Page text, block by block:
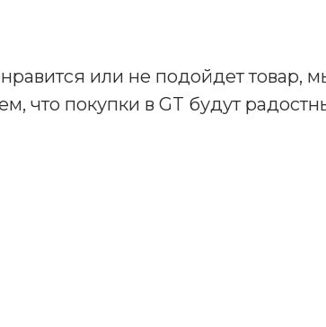
или не подойдет товар,
что покупки в GT будут